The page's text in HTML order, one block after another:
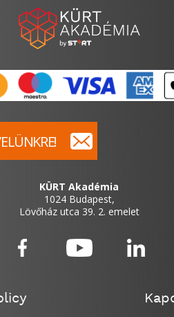
KÜRT Akadémia
1024 Budapest,
Lövőház utca 39. 2. emelet